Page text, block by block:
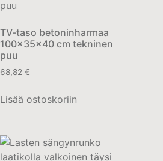
TV-taso betoninharmaa
100x35x40 cm tekninen
puu
68,82 €
Lisää ostoskoriin